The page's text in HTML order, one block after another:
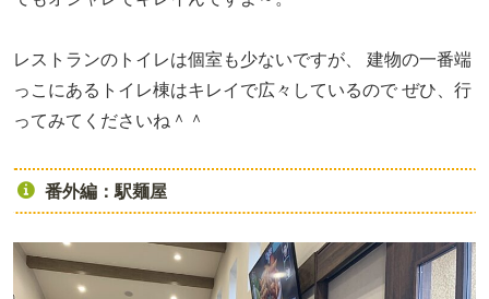
レストランのトイレは個室も少ないですが、
建物の一番端
っこにあるトイレ棟はキレイで広々しているので ぜひ、行
ってみてくださいね＾＾
番外編：駅麺屋